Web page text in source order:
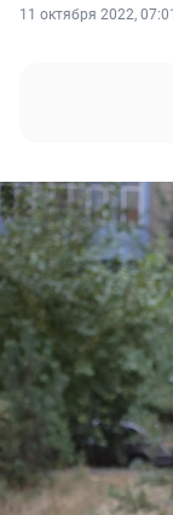
11 октября 2022, 07:01